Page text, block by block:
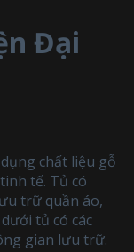
Đại
chất liệu gỗ
tế. Tủ có
trữ quần áo,
tủ có các
gian lưu trữ.